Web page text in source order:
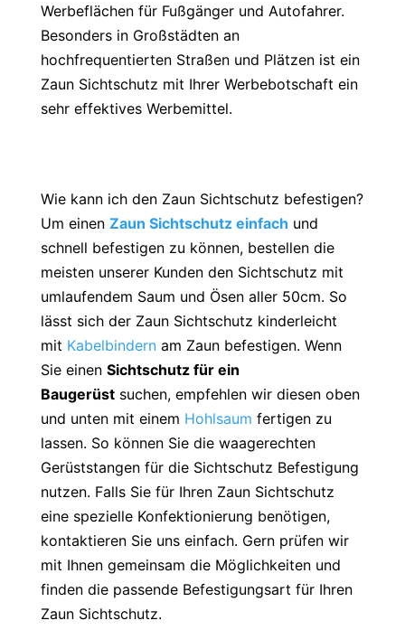
Werbeflächen für Fußgänger und Autofahrer.
Besonders in Großstädten an
hochfrequentierten Straßen und Plätzen ist ein
Zaun Sichtschutz mit Ihrer Werbebotschaft ein
sehr effektives Werbemittel.
Wie kann ich den Zaun Sichtschutz befestigen?
Um einen Zaun Sichtschutz einfach und
schnell befestigen zu können, bestellen die
meisten unserer Kunden den Sichtschutz mit
umlaufendem Saum und Ösen aller 50cm. So
lässt sich der Zaun Sichtschutz kinderleicht
mit Kabelbindernam Zaun befestigen. Wenn
Sie einen Sichtschutz für ein
Baugerüstsuchen, empfehlen wir diesen oben
und unten mit einem Hohlsaum fertigen zu
lassen. So können Sie die waagerechten
Gerüststangen für die Sichtschutz Befestigung
nutzen. Falls Sie für Ihren Zaun Sichtschutz
eine spezielle Konfektionierung benötigen,
kontaktieren Sie uns einfach. Gern prüfen wir
mit Ihnen gemeinsam die Möglichkeiten und
finden die passende Befestigungsart für Ihren
Zaun Sichtschutz.